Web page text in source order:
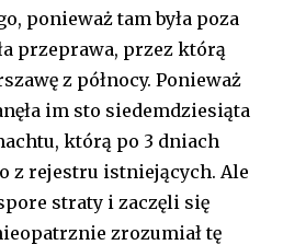
ponieważ tam była poza
przeprawa, przez którą
z północy. Ponieważ
im sto siedemdziesiąta
którą po 3 dniach
z rejestru istniejących. Ale
straty i zaczęli się
zrozumiał tę